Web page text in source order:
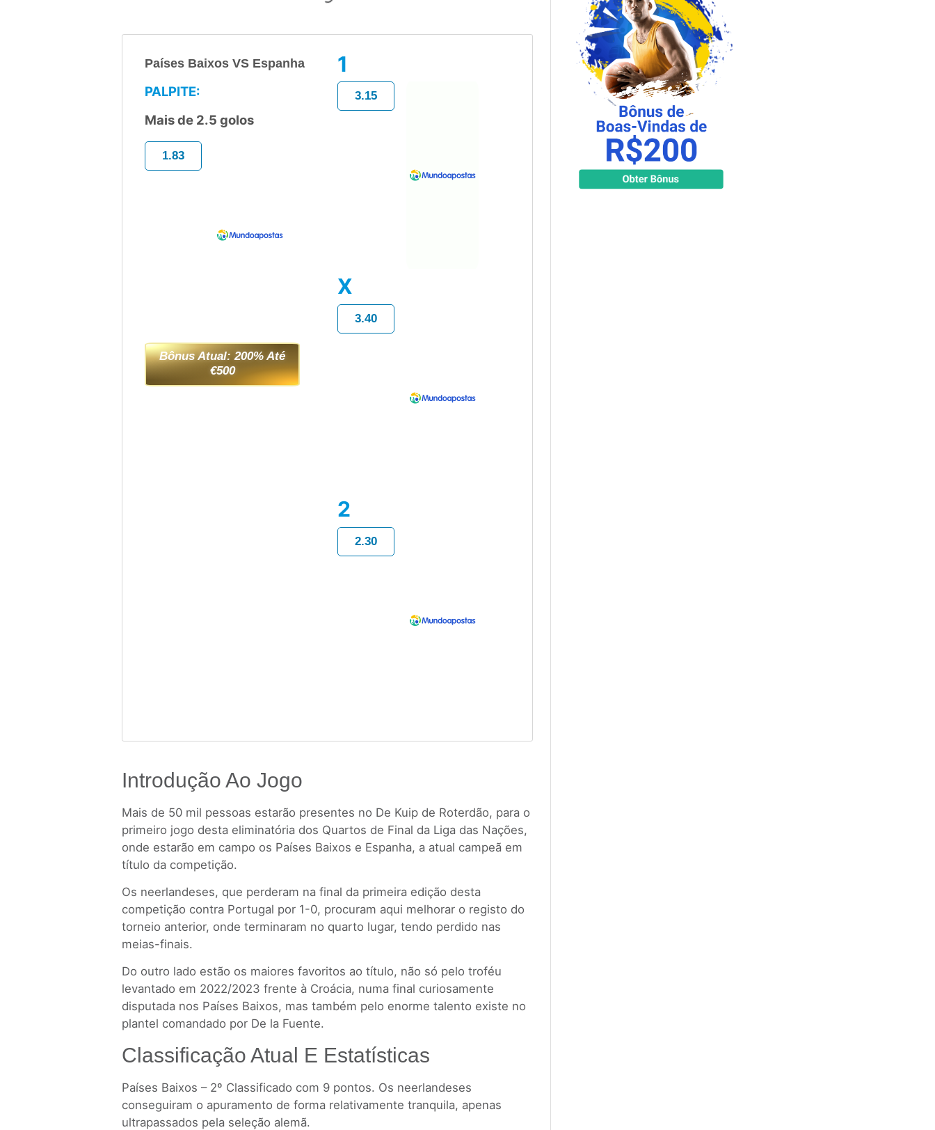
Países Baixos VS Espanha
PALPITE:
Mais de 2.5 golos
1.83
Bônus Atual: 200% Até
€500
1
3.15
X
3.40
2
2.30
Introdução Ao Jogo
Mais de 50 mil pessoas estarão presentes no De Kuip de Roterdão, para o
primeiro jogo desta eliminatória dos Quartos de Final da Liga das Nações,
onde estarão em campo os Países Baixos e Espanha, a atual campeã em
título da competição.
Os neerlandeses, que perderam na final da primeira edição desta
competição contra Portugal por 1-0, procuram aqui melhorar o registo do
torneio anterior, onde terminaram no quarto lugar, tendo perdido nas
meias-finais.
Do outro lado estão os maiores favoritos ao título, não só pelo troféu
levantado em 2022/2023 frente à Croácia, numa final curiosamente
disputada nos Países Baixos, mas também pelo enorme talento existe no
plantel comandado por De la Fuente.
Classificação Atual E Estatísticas
Países Baixos – 2º Classificado com 9 pontos. Os neerlandeses
conseguiram o apuramento de forma relativamente tranquila, apenas
ultrapassados pela seleção alemã.